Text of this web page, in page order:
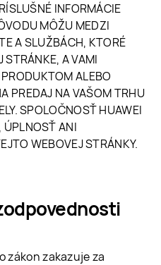
INFORMÁCIE
MÔŽU MEDZI
A SLUŽBÁCH, KTORÉ
STRÁNKE, A VAMI
ALEBO
PREDAJ NA VAŠOM TRHU
SPOLOČNOSŤ HUAWEI
ÚPLNOSŤ ANI
WEBOVEJ STRÁNKY.
zákon zakazuje za